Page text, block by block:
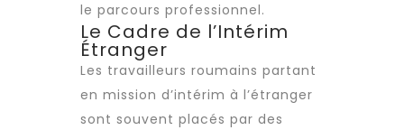
le parcours professionnel.
Le Cadre de l’Intérim
Étranger
Les travailleurs roumains partant
en mission d’intérim à l’étranger
sont souvent placés par des